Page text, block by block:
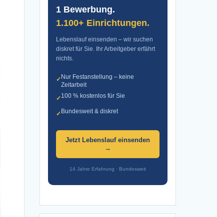
1 Bewerbung.
1.100+ Einrichtungen.
Lebenslauf einsenden – wir suchen
diskret für Sie. Ihr Arbeitgeber erfährt
nichts.
✓Nur Festanstellung – keine
Zeitarbeit
✓100 % kostenlos für Sie
✓Bundesweit & diskret
Jetzt Lebenslauf einsenden
→
14 Jahre Erfahrung · Bundesweit